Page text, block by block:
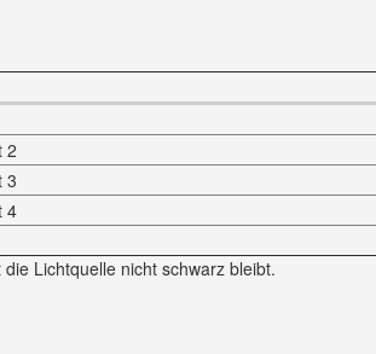
2
3
4
Lichtquelle nicht schwarz bleibt.